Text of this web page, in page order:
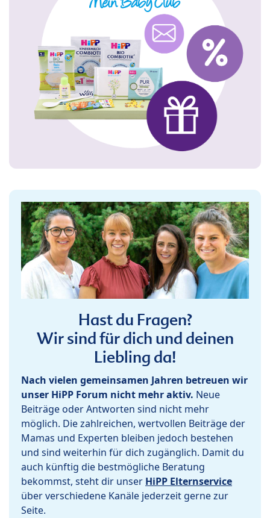
Hast du Fragen?
Wir sind für dich und deinen
Liebling da!
Nach vielen gemeinsamen Jahren betreuen wir
unser HiPP Forum nicht mehr aktiv. Neue
Beiträge oder Antworten sind nicht mehr
möglich. Die zahlreichen, wertvollen Beiträge der
Mamas und Experten bleiben jedoch bestehen
und sind weiterhin für dich zugänglich. Damit du
auch künftig die bestmögliche Beratung
bekommst, steht dir unser HiPP Elternservice
über verschiedene Kanäle jederzeit gerne zur
Seite.